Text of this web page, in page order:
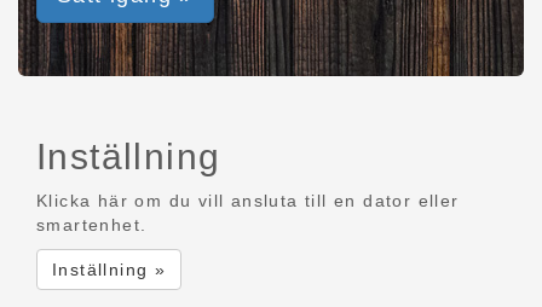
Inställning
Klicka här om du vill ansluta till en dator eller
smartenhet.
Inställning »